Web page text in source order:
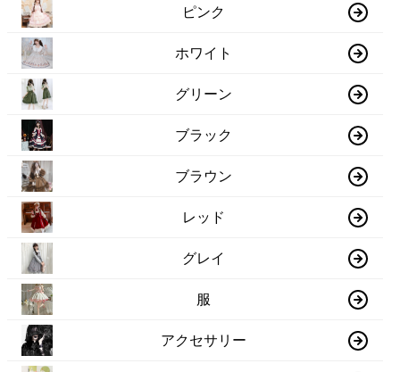
ピンク
ホワイト
グリーン
ブラック
ブラウン
レッド
グレイ
服
アクセサリー